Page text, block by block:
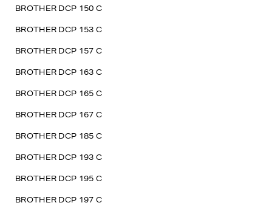
BROTHER DCP 150 C
BROTHER DCP 153 C
BROTHER DCP 157 C
BROTHER DCP 163 C
BROTHER DCP 165 C
BROTHER DCP 167 C
BROTHER DCP 185 C
BROTHER DCP 193 C
BROTHER DCP 195 C
BROTHER DCP 197 C